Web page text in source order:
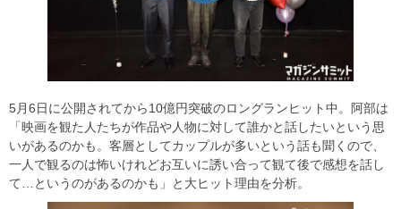
5月6日に公開されてから10億円突破のロングランヒット中。阿部は
「映画を観た人たちが作品や人物に対して誰かと話したいという思
いがあるのかも。客層としてカップルが多いという話も聞くので、
一人で観るのは怖いけれどお互いに誘い合って観て後で感想を話し
て…というのがあるのかも」と大ヒット理由を分析。